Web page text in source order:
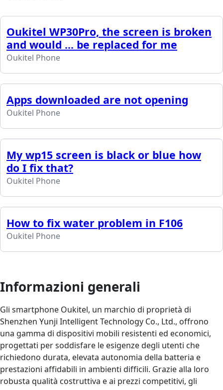
Oukitel WP30Pro, the screen is broken
and would ... be replaced for me
Oukitel Phone
Apps downloaded are not opening
Oukitel Phone
My wp15 screen is black or blue how
do I fix that?
Oukitel Phone
How to fix water problem in F106
Oukitel Phone
Informazioni generali
Gli smartphone Oukitel, un marchio di proprietà di
Shenzhen Yunji Intelligent Technology Co., Ltd., offrono
una gamma di dispositivi mobili resistenti ed economici,
progettati per soddisfare le esigenze degli utenti che
richiedono durata, elevata autonomia della batteria e
prestazioni affidabili in ambienti difficili. Grazie alla loro
robusta qualità costruttiva e ai prezzi competitivi, gli